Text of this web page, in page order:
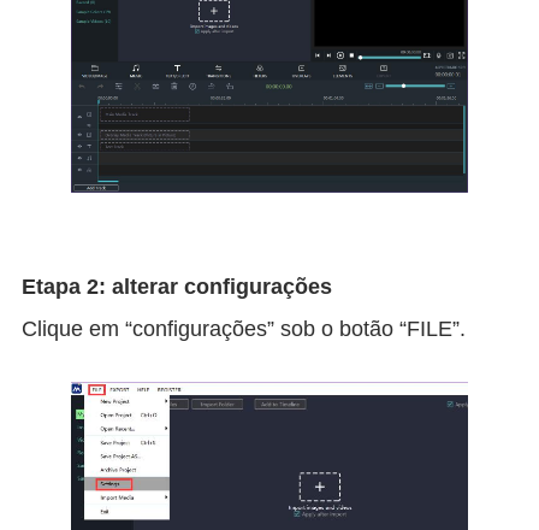
Etapa 2: alterar configurações
Clique em “configurações” sob o botão “FILE”.